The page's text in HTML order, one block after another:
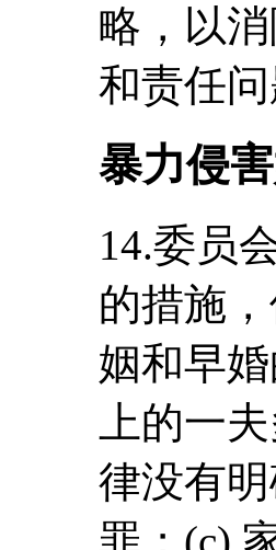
略，以
和责任
暴力侵
14.委员
的措施
姻和早
上的一
律没有